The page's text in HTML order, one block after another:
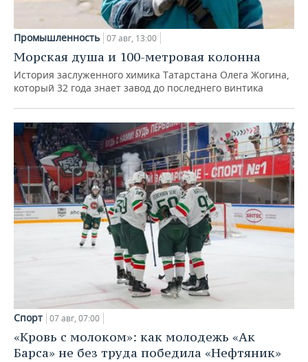
Промышленность 07 авг, 13:00
Морская душа и 100-метровая колонна
История заслуженного химика Татарстана Олега Жогина,
который 32 года знает завод до последнего винтика
Спорт 07 авг, 07:00
«Кровь с молоком»: как молодежь «Ак
Барса» не без труда победила «Нефтяник»